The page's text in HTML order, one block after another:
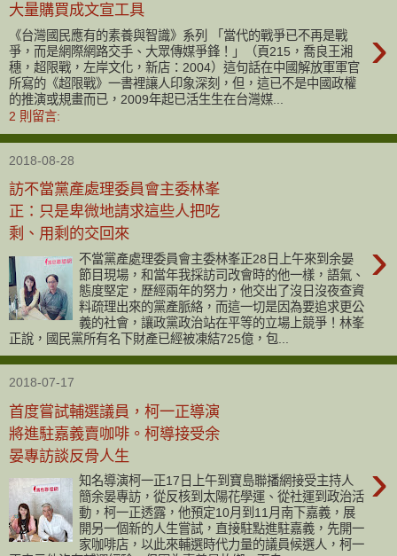
大量購買成文宣工具
›
《台灣國民應有的素養與智識》系列 「當代的戰爭已不再是戰
爭，而是網際網路交手、大眾傳媒爭鋒！」（頁215，喬良王湘
穗，超限戰，左岸文化，新店：2004）這句話在中國解放軍軍官
所寫的《超限戰》一書裡讓人印象深刻，但，這已不是中國政權
的推演或規畫而已，2009年起已活生生在台灣媒...
2 則留言:
2018-08-28
訪不當黨產處理委員會主委林峯
正：只是卑微地請求這些人把吃
剩、用剩的交回來
›
不當黨產處理委員會主委林峯正28日上午來到余晏
節目現場，和當年我採訪司改會時的他一樣，語氣、
態度堅定，歷經兩年的努力，他交出了沒日沒夜查資
料疏理出來的黨產脈絡，而這一切是因為要追求更公
義的社會，讓政黨政治站在平等的立場上競爭！林峯
正說，國民黨所有名下財產已經被凍結725億，包...
2018-07-17
首度嘗試輔選議員，柯一正導演
將進駐嘉義賣咖啡。柯導接受余
晏專訪談反骨人生
›
知名導演柯一正17日上午到寶島聯播網接受主持人
簡余晏專訪，從反核到太陽花學運、從社運到政治活
動，柯一正透露，他預定10月到11月南下嘉義，展
開另一個新的人生嘗試，直接駐點進駐嘉義，先開一
家咖啡店，以此來輔選時代力量的議員候選人，柯一